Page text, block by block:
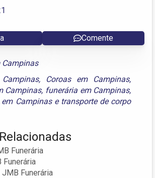
Comente
Campinas
, Coroas em Campinas,
Campinas, funerária em Campinas,
Campinase transporte de corpo
Funerária
Funerária
Funerária